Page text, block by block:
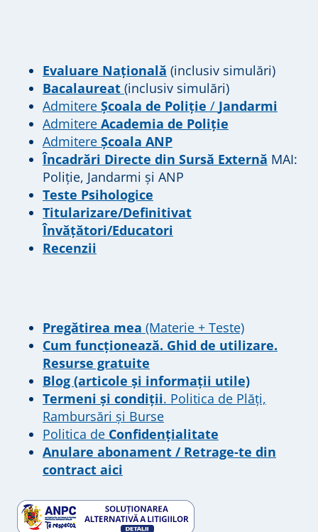
Evaluare Națională (inclusiv simulări)
Bacalaureat (inclusiv simulări)
Admitere Școala de Poliție / Jandarmi
Admitere Academia de Poliție
Admitere Școala ANP
Încadrări Directe din Sursă Externă MAI:
Poliție, Jandarmi și ANP
Teste Psihologice
Titularizare/Definitivat
Învățători/Educatori
Recenzii
Pregătirea mea (Materie + Teste)
Cum funcționează. Ghid de utilizare.
Resurse gratuite
Blog (articole și informații utile)
Termeni și condiții. Politica de Plăți,
Rambursări și Burse
Politica de Confidențialitate
Anulare abonament / Retrage-te din
contract aici